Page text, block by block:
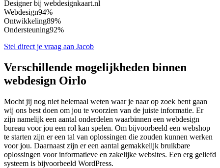
Designer bij webdesignkaart.nl
Webdesign94%
Ontwikkeling89%
Ondersteuning92%
Stel direct je vraag aan Jacob
Verschillende mogelijkheden binnen
webdesign Oirlo
Mocht jij nog niet helemaal weten waar je naar op zoek bent gaan
wij ons best doen om jou te voorzien van de juiste informatie. Er
zijn namelijk een aantal onderdelen waarbinnen een webdesign
bureau voor jou een rol kan spelen. Om bijvoorbeeld een webshop
te starten zijn er een tal van oplossingen die zouden kunnen werken
voor jou. Daarnaast zijn er een aantal gemakkelijk bruikbare
oplossingen voor informatieve en zakelijke websites. Een erg geliefd
systeem is bijvoorbeeld WordPress.